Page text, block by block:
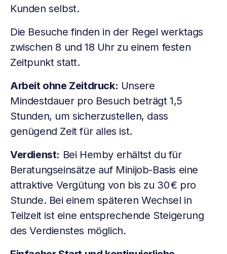
Kunden selbst.
Die Besuche finden in der Regel werktags
zwischen 8 und 18 Uhr zu einem festen
Zeitpunkt statt.
Arbeit ohne Zeitdruck: Unsere
Mindestdauer pro Besuch beträgt 1,5
Stunden, um sicherzustellen, dass
genügend Zeit für alles ist.
Verdienst: Bei Hemby erhältst du für
Beratungseinsätze auf Minijob-Basis eine
attraktive Vergütung von bis zu 30 € pro
Stunde. Bei einem späteren Wechsel in
Teilzeit ist eine entsprechende Steigerung
des Verdienstes möglich.